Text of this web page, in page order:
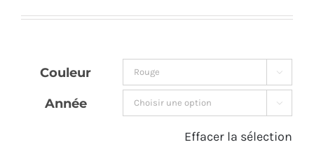
Couleur
Année
Effacer la sélection